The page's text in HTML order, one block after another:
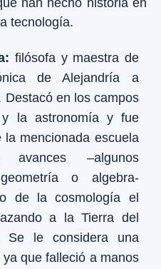
tecnología.
filósofa y maestra de
de Alejandría a
Destacó en los campos
la astronomía y fue
mencionada escuela
–algunos
o algebra-
de la cosmología el
a la Tierra del
Se le considera una
que falleció a manos